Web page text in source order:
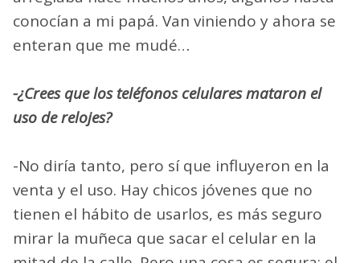
conocían a mi papá. Van viniendo y ahora se
enteran que me mudé…
-¿Crees que los teléfonos celulares mataron el
uso de relojes?
-No diría tanto, pero sí que influyeron en la
venta y el uso. Hay chicos jóvenes que no
tienen el hábito de usarlos, es más seguro
mirar la muñeca que sacar el celular en la